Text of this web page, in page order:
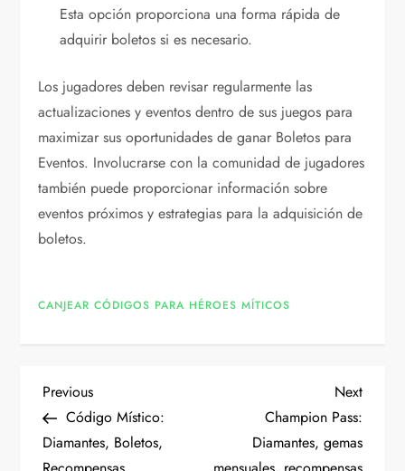
Esta opción proporciona una forma rápida de
adquirir boletos si es necesario.
Los jugadores deben revisar regularmente las
actualizaciones y eventos dentro de sus juegos para
maximizar sus oportunidades de ganar Boletos para
Eventos. Involucrarse con la comunidad de jugadores
también puede proporcionar información sobre
eventos próximos y estrategias para la adquisición de
boletos.
CANJEAR CÓDIGOS PARA HÉROES MÍTICOS
P
o
Previous
Post
Previous
Código Místico:
Diamantes, Boletos,
Next
Post
Next
Champion Pass:
Diamantes, gemas